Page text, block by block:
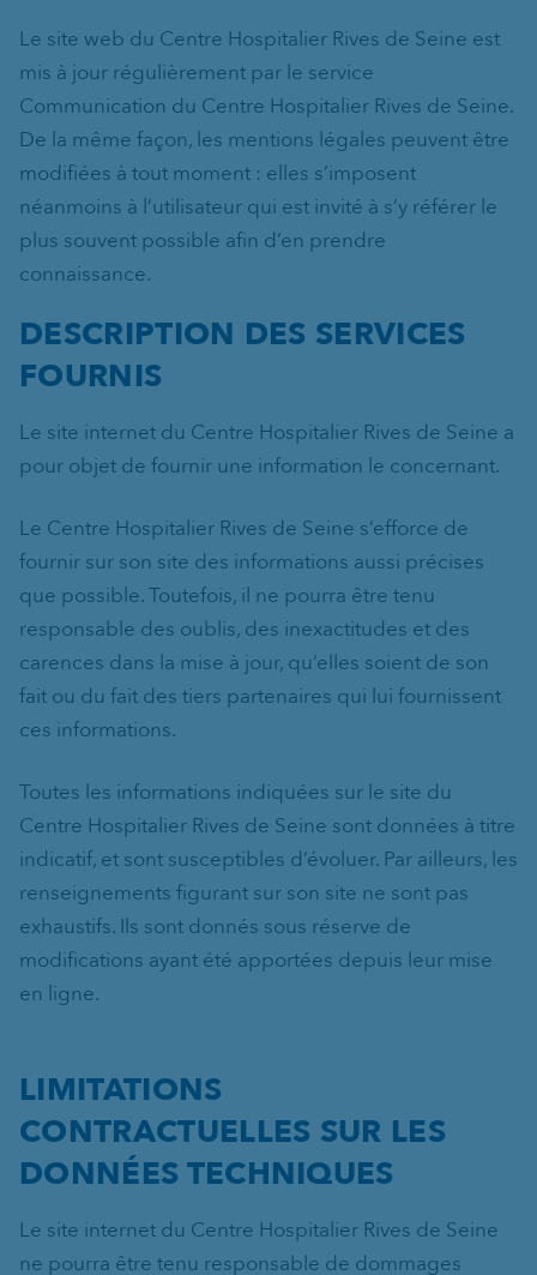
Le site web du Centre Hospitalier Rives de Seine est
mis à jour régulièrement par le service
Communication du Centre Hospitalier Rives de Seine.
De la même façon, les mentions légales peuvent être
modifiées à tout moment : elles s’imposent
néanmoins à l’utilisateur qui est invité à s’y référer le
plus souvent possible afin d’en prendre
connaissance.
DESCRIPTION DES SERVICES
FOURNIS
Le site internet du Centre Hospitalier Rives de Seine a
pour objet de fournir une information le concernant.
Le Centre Hospitalier Rives de Seine s’efforce de
fournir sur son site des informations aussi précises
que possible. Toutefois, il ne pourra être tenu
responsable des oublis, des inexactitudes et des
carences dans la mise à jour, qu’elles soient de son
fait ou du fait des tiers partenaires qui lui fournissent
ces informations.
Toutes les informations indiquées sur le site du
Centre Hospitalier Rives de Seine sont données à titre
indicatif, et sont susceptibles d’évoluer. Par ailleurs, les
renseignements figurant sur son site ne sont pas
exhaustifs. Ils sont donnés sous réserve de
modifications ayant été apportées depuis leur mise
en ligne.
LIMITATIONS
CONTRACTUELLES SUR LES
DONNÉES TECHNIQUES
Le site internet du Centre Hospitalier Rives de Seine
ne pourra être tenu responsable de dommages